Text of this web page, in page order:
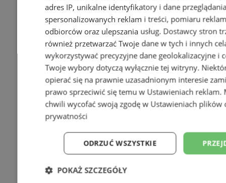
adres IP, unikalne identyfikatory i dane
spersonalizowanych reklam i treści, pomiaru
odbiorców oraz ulepszania usług. Dostawcy stron
również przetwarzać Twoje dane w tych i innych
wykorzystywać precyzyjne dane geolokalizacyjne i
Twoje wybory dotyczą wyłącznie tej witryny.
opierać się na prawnie uzasadnionym interesie
prawo sprzeciwić się temu w Ustawieniach reklam.
chwili wycofać swoją zgodę w Ustawieniach plików
prywatności
ODRZUĆ WSZYSTKIE
POKAŻ SZCZEGÓŁY